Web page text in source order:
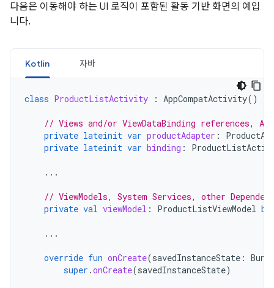
다음은 이동해야 하는 UI 로직이 포함된 활동 기반 화면의 예입
니다.
Kotlin 자바
class ProductListActivity : AppCompatActivity()
// Views and/or ViewDataBinding references,
private lateinit var productAdapter :
private lateinit var binding :
...
// ViewModels, System Services, other
private val viewModel : ProductListViewModel by
...
override fun onCreate(savedInstanceState :
super .onCreate(savedInstanceState)